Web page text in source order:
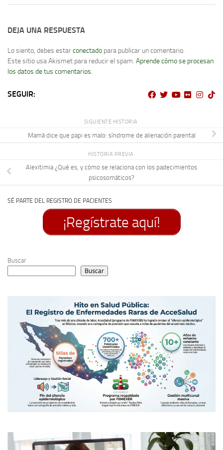
DEJA UNA RESPUESTA
Lo siento, debes estarconectado para publicar un comentario.
Este sitio usa Akismet para reducir el spam. Aprende cómo se procesan
los datos de tus comentarios.
SEGUIR:
SIGUIENTE HISTORIA
Mamá dice que papi es malo: síndrome de alienación parental
HISTORIA PREVIA
Alexitimia ¿Qué es, y cómo se relaciona con los padecimientos
psicosomáticos?
SÉ PARTE DEL REGISTRO DE PACIENTES
¡Regístrate aquí!
Buscar
Buscar